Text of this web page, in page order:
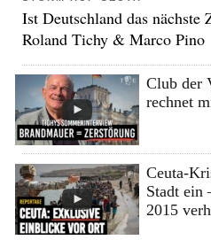
Ist Deutschland das
Roland Tichy & Marco Pino
Club der
rechnet
Ceuta-
Stadt ein
2015